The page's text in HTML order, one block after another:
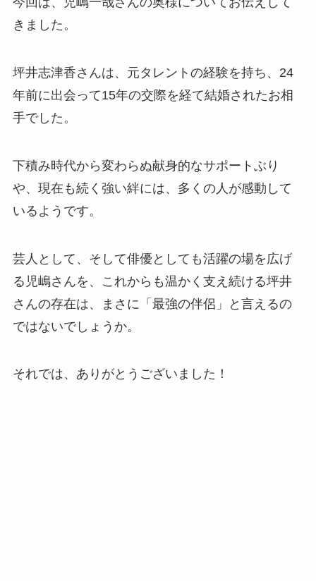
きました。
坪井志津香さんは、元タレントの経験を持ち、24
年前に出会って15年の交際を経て結婚されたお相
手でした。
下積み時代から変わらぬ献身的なサポートぶり
や、現在も続く強い絆には、多くの人が感動して
いるようです。
芸人として、そして俳優としても活躍の場を広げ
る児嶋さんを、これからも温かく支え続ける坪井
さんの存在は、まさに「最強の伴侶」と言えるの
ではないでしょうか。
それでは、ありがとうございました！